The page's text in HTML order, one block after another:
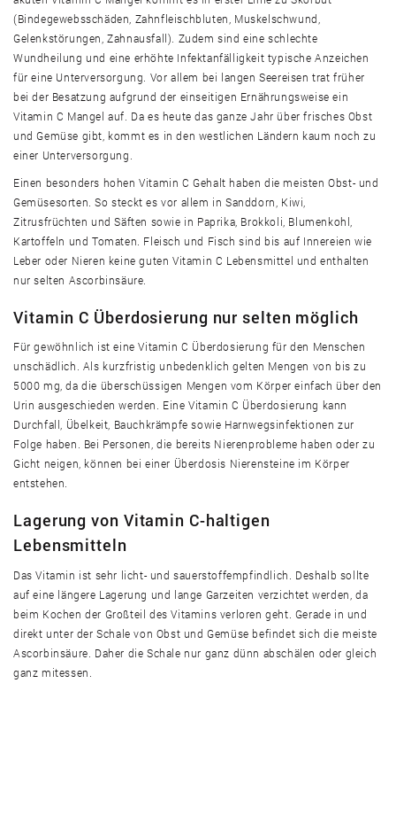
(Bindegewebsschäden, Zahnfleischbluten, Muskelschwund,
Gelenkstörungen, Zahnausfall). Zudem sind eine schlechte
Wundheilung und eine erhöhte Infektanfälligkeit typische Anzeichen
für eine Unterversorgung. Vor allem bei langen Seereisen trat früher
bei der Besatzung aufgrund der einseitigen Ernährungsweise ein
Vitamin C Mangel auf. Da es heute das ganze Jahr über frisches Obst
und Gemüse gibt, kommt es in den westlichen Ländern kaum noch zu
einer Unterversorgung.
Einen besonders hohen Vitamin C Gehalt haben die meisten Obst- und
Gemüsesorten. So steckt es vor allem in Sanddorn, Kiwi,
Zitrusfrüchten und Säften sowie in Paprika, Brokkoli, Blumenkohl,
Kartoffeln und Tomaten. Fleisch und Fisch sind bis auf Innereien wie
Leber oder Nieren keine guten Vitamin C Lebensmittel und enthalten
nur selten Ascorbinsäure.
Vitamin C Überdosierung nur selten möglich
Für gewöhnlich ist eine Vitamin C Überdosierung für den Menschen
unschädlich. Als kurzfristig unbedenklich gelten Mengen von bis zu
5000 mg, da die überschüssigen Mengen vom Körper einfach über den
Urin ausgeschieden werden. Eine Vitamin C Überdosierung kann
Durchfall, Übelkeit, Bauchkrämpfe sowie Harnwegsinfektionen zur
Folge haben. Bei Personen, die bereits Nierenprobleme haben oder zu
Gicht neigen, können bei einer Überdosis Nierensteine im Körper
entstehen.
Lagerung von Vitamin C-haltigen
Lebensmitteln
Das Vitamin ist sehr licht- und sauerstoffempfindlich. Deshalb sollte
auf eine längere Lagerung und lange Garzeiten verzichtet werden, da
beim Kochen der Großteil des Vitamins verloren geht. Gerade in und
direkt unter der Schale von Obst und Gemüse befindet sich die meiste
Ascorbinsäure. Daher die Schale nur ganz dünn abschälen oder gleich
ganz mitessen.